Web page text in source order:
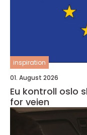
inspiration
01. August 2026
Eu kontroll oslo slik sikrer du at bilen er klar
for veien